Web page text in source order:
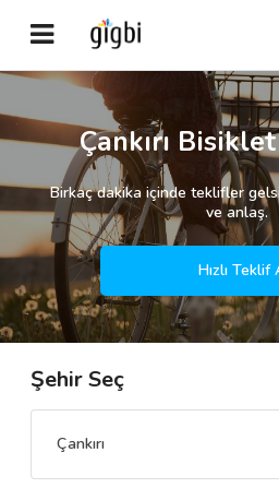
Anasayfa
Giriş Yap
Kayıt Ol
Kategoriler
🎈 Biz Kimiz?
🌟 Müşteri Değerlendirmeleri
Çankırı
Birkaç dakika içinde teklifler
ve anlaş.
Hızlı Teklif
Şehir Seç
Çankırı